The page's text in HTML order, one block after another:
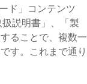
ド」コンテンツ
説明書」、「製
ることで、複数一
す。これまで通り